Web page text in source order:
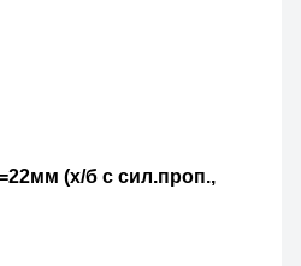
(х/б с сил.проп.,